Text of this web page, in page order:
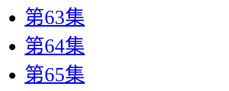
第63集
第64集
第65集